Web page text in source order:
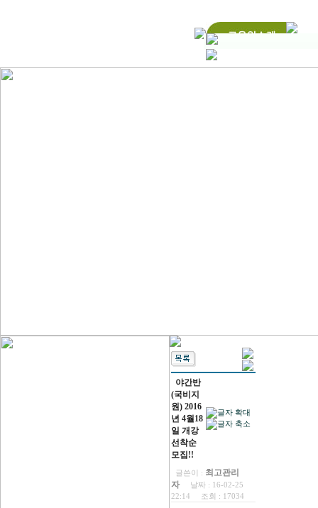
야간반
(국비지
원) 2016
년 4월18
일 개강
선착순
모집!!
글쓴이 : 최고관리
자
날짜 : 16-02-25
22:14
조회 : 17034